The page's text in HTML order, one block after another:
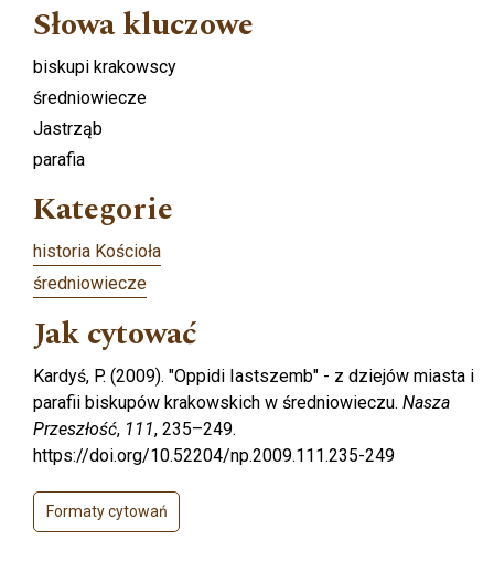
Słowa kluczowe
biskupi krakowscy
średniowiecze
Jastrząb
parafia
Kategorie
historia Kościoła
średniowiecze
Jak cytować
Kardyś, P. (2009). "Oppidi Iastszemb" - z dziejów miasta i
parafii biskupów krakowskich w średniowieczu. Nasza
Przeszłość, 111, 235–249.
https://doi.org/10.52204/np.2009.111.235-249
Formaty cytowań